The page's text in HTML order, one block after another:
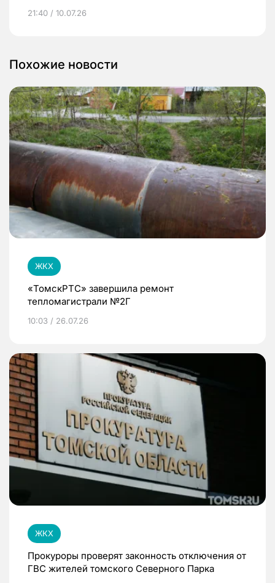
21:40 / 10.07.26
Похожие новости
ЖКХ
«ТомскРТС» завершила ремонт
тепломагистрали №2Г
10:03 / 26.07.26
ЖКХ
Прокуроры проверят законность отключения от
ГВС жителей томского Северного Парка